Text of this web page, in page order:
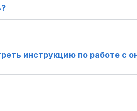
инструкцию по работе с